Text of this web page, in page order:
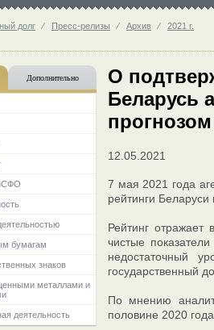
долг ⁄ Пресс-релизы ⁄ Архив ⁄ 2021 г.
Дополнительно
бумагам
знаков
металлами и
деятельность
О
Беларусь
прогнозом
12.05.2021
7 мая 2021 года
рейтинги
Рейтинг отражает
чистые
недостаточный
государственный
По мнению
половине 2020